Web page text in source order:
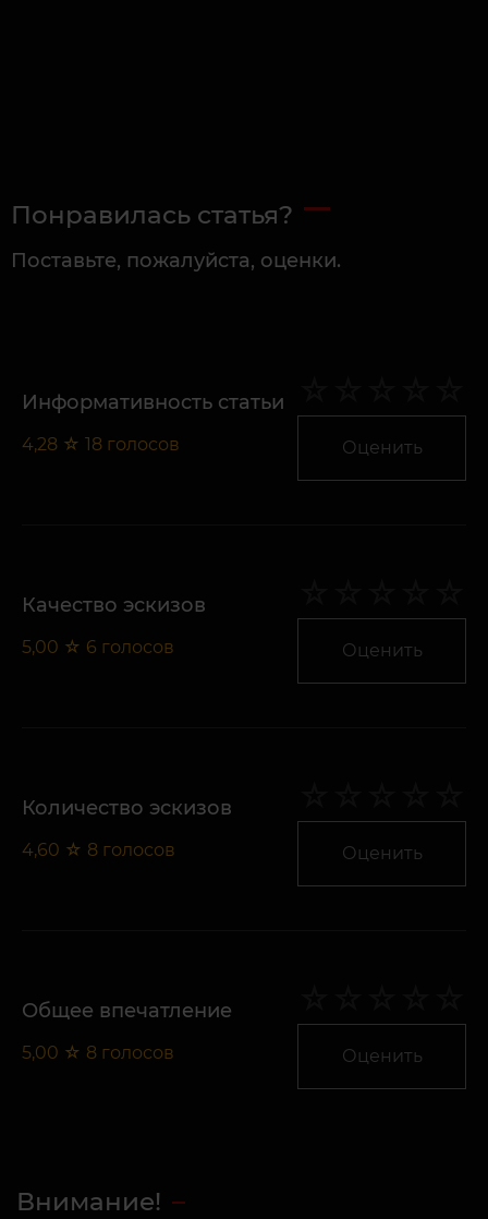
Понравилась статья?
Поставьте, пожалуйста, оценки.
Информативность статьи
4,28 ☆ 18 голосов Оценить
Качество эскизов
5,00 ☆ 6 голосов Оценить
Количество эскизов
4,60 ☆ 8 голосов Оценить
Общее впечатление
5,00 ☆ 8 голосов Оценить
Внимание!